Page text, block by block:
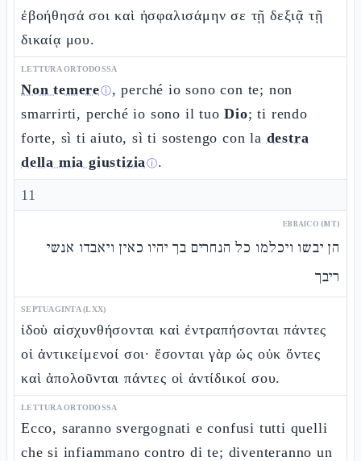
ἐβοήθησά σοι καὶ ἠσφαλισάμην σε τῇ δεξιᾷ τῇ
δικαίᾳ μου.
LETTURA ORTODOSSA
Non temereⓘ, perché io sono con te; non
smarrirti, perché io sono il tuoDio; ti rendo
forte, sì ti aiuto, sì ti sostengo con la destra
della mia giustiziaⓘ.
11
EBRAICO (MT)
הן יבשו ויכלמו כל הנחרים בך יהיו כאין ויאבדו אנשי
ריבך
SEPTUAGINTA (LXX)
ἰδοὺ αἰσχυνθήσονται καὶ ἐντραπήσονται πάντες
οἱ ἀντικείμενοί σοι· ἔσονται γὰρ ὡς οὐκ ὄντες
καὶ ἀπολοῦνται πάντες οἱ ἀντίδικοί σου.
LETTURA ORTODOSSA
Ecco, saranno svergognati e confusi tutti quelli
che si infiammano contro di te; diventeranno un